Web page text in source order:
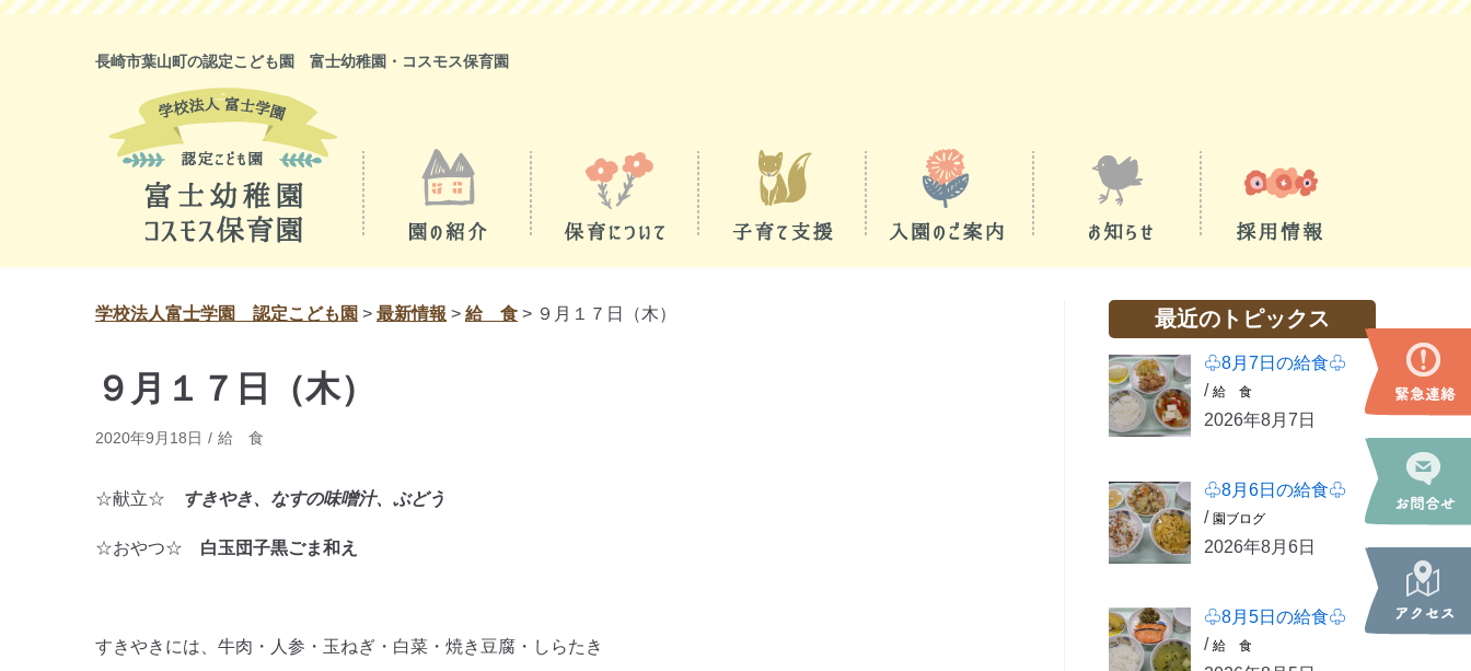
プ
長崎市葉山町の認定こども園 富士幼稚園・コスモス保育園
学校法人富士学園 認定こども園 > 最新情報 > 給 食 > ９月１７日（木）
９月１７日（木）
2020年9月18日 給 食
☆献立☆ すきやき、なすの味噌汁、ぶどう
☆おやつ☆ 白玉団子黒ごま和え
すきやきには、牛肉・人参・玉ねぎ・白菜・焼き豆腐・しらたき
最近のトピックス
♧8月7日の給食♧
/ 給 食
2026年8月7日
♧8月6日の給食♧
/ 園ブログ
2026年8月6日
♧8月5日の給食♧
/ 給 食